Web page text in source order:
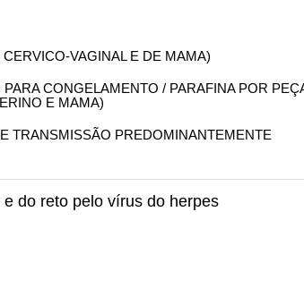
VAGINAL E DE MAMA)
CONGELAMENTO / PARAFINA POR
E MAMA)
TRANSMISSÃO PREDOMINANTEMENTE
do reto pelo vírus do herpes